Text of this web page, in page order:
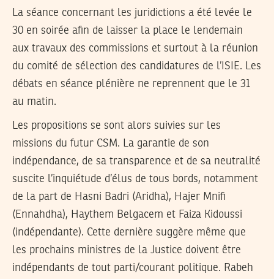
La séance concernant les juridictions a été levée le
30 en soirée afin de laisser la place le lendemain
aux travaux des commissions et surtout à la réunion
du comité de sélection des candidatures de l’ISIE. Les
débats en séance plénière ne reprennent que le 31
au matin.
Les propositions se sont alors suivies sur les
missions du futur CSM. La garantie de son
indépendance, de sa transparence et de sa neutralité
suscite l’inquiétude d’élus de tous bords, notamment
de la part de Hasni Badri (Aridha), Hajer Mnifi
(Ennahdha), Haythem Belgacem et Faiza Kidoussi
(indépendante). Cette dernière suggère même que
les prochains ministres de la Justice doivent être
indépendants de tout parti/courant politique. Rabeh